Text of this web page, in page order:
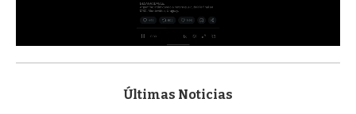
s
Últimas Noticias